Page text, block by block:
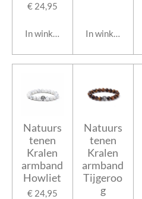
€ 24,95
In winkelwagen In winkelwagen
Natuurs
tenen
Kralen
armband
Howliet
€ 24,95
Natuurs
tenen
Kralen
armband
Tijgeroo
g